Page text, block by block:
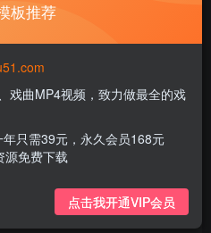
，评剧也积极吸纳现代题材，
价值。
赵丽蓉 张少华 (125:19)
(78:14)
(104:02)
莲英 (108:22)
板推荐
戏曲MP4视频，致力做最全的戏
只需39元，永久会员168元
源免费下载
点击我开通VIP会员